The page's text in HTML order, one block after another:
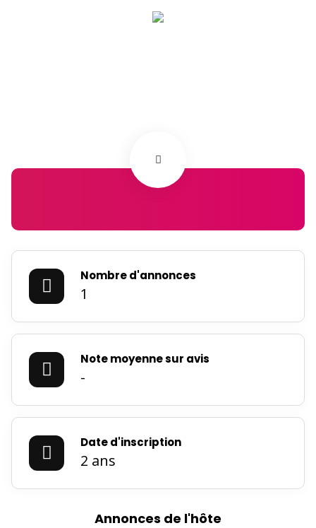
Nombre d'annonces
1
Note moyenne sur avis
-
Date d'inscription
2 ans
Annonces de l'hôte